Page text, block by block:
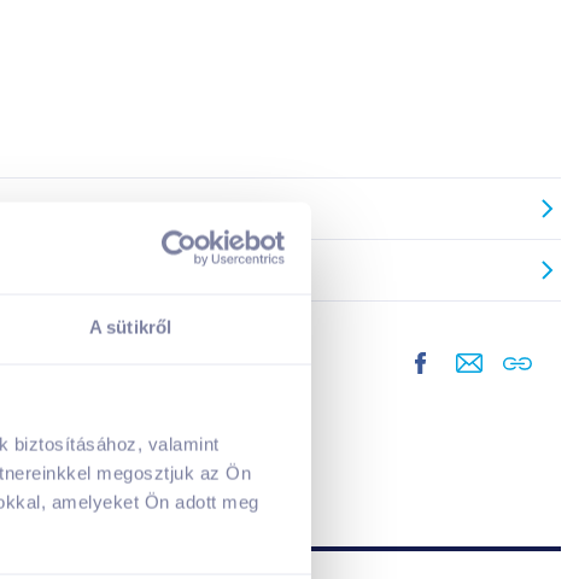
A sütikről
biztosításához, valamint
megosztjuk az Ön
amelyeket Ön adott meg